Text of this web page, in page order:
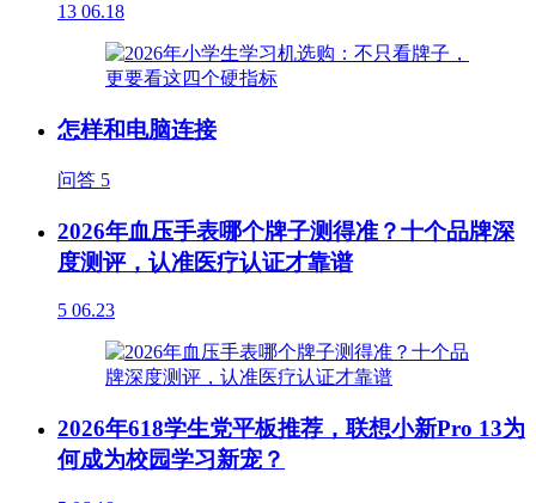
13 06.18
怎样和电脑连接
问答 5
2026年血压手表哪个牌子测得准？十个品牌深
度测评，认准医疗认证才靠谱
5 06.23
2026年618学生党平板推荐，联想小新Pro 13为
何成为校园学习新宠？